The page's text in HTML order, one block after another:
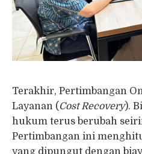
Terakhir, Pertimbangan
Layanan ( Cost Recovery).
hukum terus berubah
Pertimbangan ini
yang dipungut dengan